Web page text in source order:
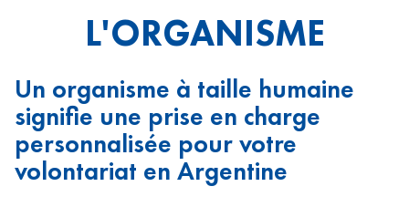
L'ORGANISME
Un organisme à taille humaine
signifie une prise en charge
personnalisée pour votre
volontariat en Argentine